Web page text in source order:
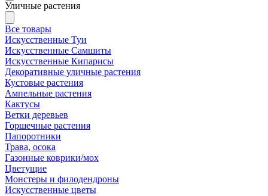
Уличные растения
Все товары
Искусственные Туи
Искусственные Самшиты
Искусственные Кипарисы
Декоративные уличные растения
Кустовые растения
Ампельные растения
Кактусы
Ветки деревьев
Горшечные растения
Папоротники
Трава, осока
Газонные коврики/мох
Цветущие
Монстеры и филодендроны
Искусственные цветы